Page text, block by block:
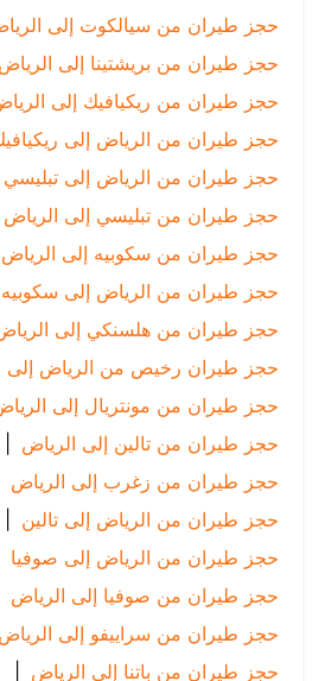
حجز طيران من سيالكوت إلى الرياض
|
حجز طيران من بريشتينا إلى الرياض
|
حجز طيران من ريكيافيك إلى الرياض
|
حجز طيران من الرياض إلى ريكيافيك |
حجز طيران من الرياض إلى تبليسي |
حجز طيران من تبليسي إلى الرياض
|
حجز طيران من سكوبيه إلى الرياض
|
حجز طيران من الرياض إلى سكوبيه |
حجز طيران من هلسنكي إلى الرياض
|
حجز طيران رخيص من الرياض إلى
حجز طيران من مونتريال إلى الرياض
|
حجز طيران من تالين إلى الرياض
|
حجز طيران من زغرب إلى الرياض
|
حجز طيران من الرياض إلى تالين
|
حجز طيران من الرياض إلى صوفيا
|
حجز طيران من صوفيا إلى الرياض
|
حجز طيران من سراييفو إلى الرياض
|
حجز طيران من باتنا إلى الرياض
|